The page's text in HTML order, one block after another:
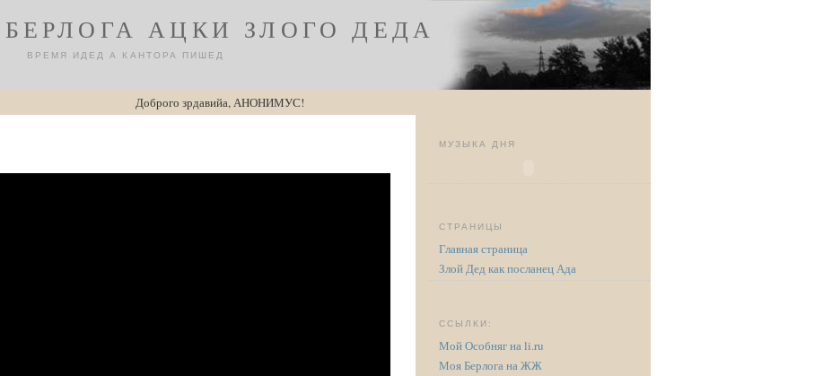
БЕРЛОГА АЦКИ ЗЛОГО ДЕДА
ВРЕМЯ ИДЕД А КАНТОРА ПИШЕД
Доброго зрдавийа, АНОНИМУС!
МУЗЫКА ДНЯ
СТРАНИЦЫ
Главная страница
Злой Дед как посланец Ада
ССЫЛКИ:
Мой Особняг на li.ru
Моя Берлога на ЖЖ